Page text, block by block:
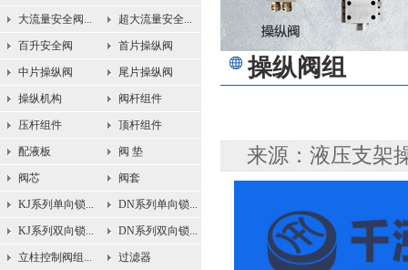
大流量安全阀... 超大流量安全...
百升安全阀 首片操纵阀
中片操纵阀 尾片操纵阀
操纵机构 阀杆组件
压杆组件 顶杆组件
配液板 阀 垫
阀芯 阀套
KJ系列单向锁... DN系列单向锁...
KJ系列双向锁... DN系列双向锁...
立柱控制阀组... 过滤器
操纵阀组
来源：液压支架